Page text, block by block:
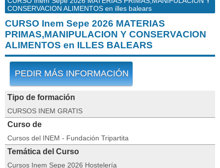
CONSERVACION ALIMENTOS en illes balears
CURSO Inem Sepe 2026 MATERIAS
PRIMAS,MANIPULACION Y CONSERVACION
ALIMENTOS en ILLES BALEARS
PEDIR MÁS INFORMACIÓN
Tipo de formación
CURSOS INEM GRATIS
Curso de
Cursos del INEM - Fundación Tripartita
Temática del Curso
Cursos Inem Sepe 2026 Hostelería